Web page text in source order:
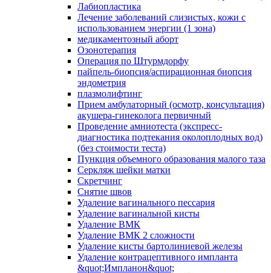
Лабиопластика
Лечение заболеваний слизистых, кожи с
использованием энергии (1 зона)
медикаментозный аборт
Озонотерапия
Операция по Штурмдорфу
пайпель-биопсия/аспирационная биопсия
эндометрия
плазмолифтинг
Прием амбулаторный (осмотр, консультация)
акушера-гинеколога первичный
Проведение амниотеста (экспресс-
диагностика подтекания околоплодных вод)
(без стоимости теста)
Пункция объемного образования малого таза
Серкляж шейки матки
Скретчинг
Снятие швов
Удаление вагинального пессария
Удаление вагинальной кисты
Удаление ВМК
Удаление ВМК 2 сложности
Удаление кисты бартолиниевой железы
Удаление контрацептивного импланта
&quot;Импланон&quot;